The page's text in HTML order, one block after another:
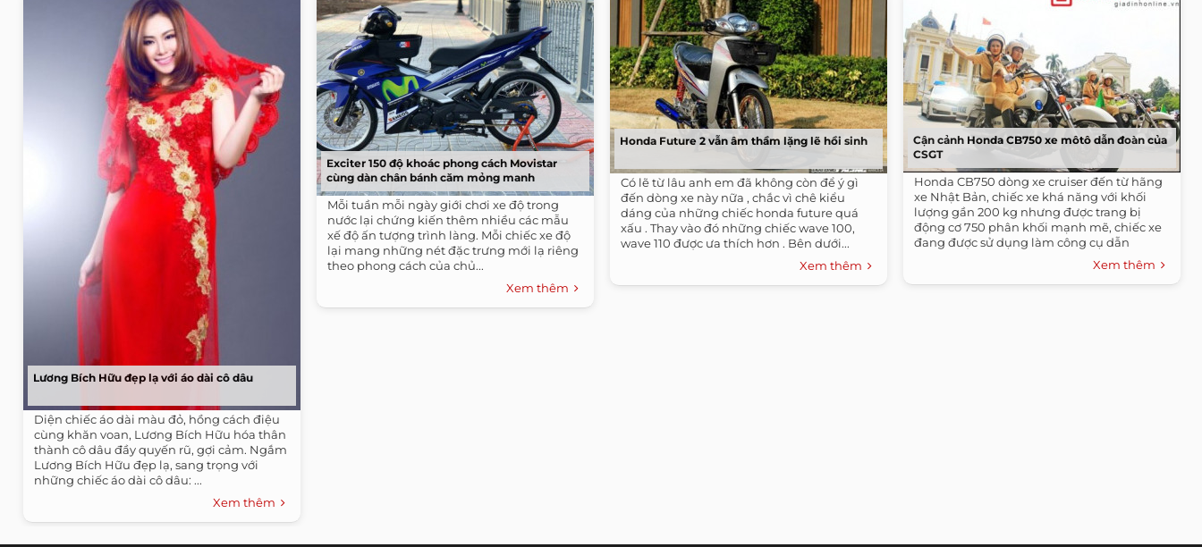
Lương Bích Hữu đẹp lạ với áo dài cô dâu
Diện chiếc áo dài màu đỏ, hồng cách điệu
cùng khăn voan, Lương Bích Hữu hóa thân
thành cô dâu đầy quyến rũ, gợi cảm. Ngắm
Lương Bích Hữu đẹp lạ, sang trọng với
những chiếc áo dài cô dâu: ...
Xem thêm
Exciter 150 độ khoác phong cách Movistar
cùng dàn chân bánh căm mỏng manh
Mỗi tuần mỗi ngày giới chơi xe độ trong
nước lại chứng kiến thêm nhiều các mẫu
xế độ ấn tượng trình làng. Mỗi chiếc xe độ
lại mang những nét đặc trưng mới lạ riêng
theo phong cách của chủ...
Xem thêm
Honda Future 2 vẫn âm thầm lặng lẽ hồi sinh
Có lẽ từ lâu anh em đã không còn để ý gì
đến dòng xe này nữa , chắc vì chê kiểu
dáng của những chiếc honda future quá
xấu . Thay vào đó những chiếc wave 100,
wave 110 được ưa thích hơn . Bên dưới...
Xem thêm
Cận cảnh Honda CB750 xe môtô dẫn đoàn của
CSGT
Honda CB750 dòng xe cruiser đến từ hãng
xe Nhật Bản, chiếc xe khá năng với khối
lượng gần 200 kg nhưng được trang bị
động cơ 750 phân khối mạnh mẽ, chiếc xe
đang được sử dụng làm công cụ dẫn
Xem thêm